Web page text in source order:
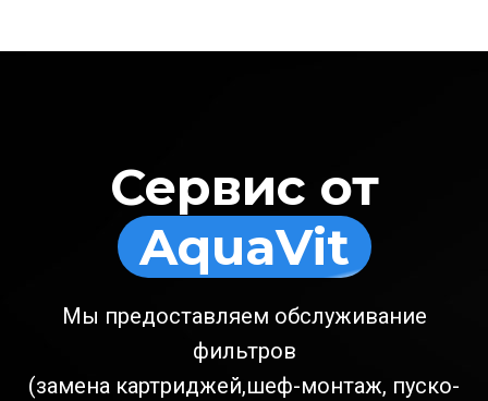
Сервис от
AquaVit
Мы предоставляем обслуживание
фильтров
(замена картриджей,шеф-монтаж, пуско-